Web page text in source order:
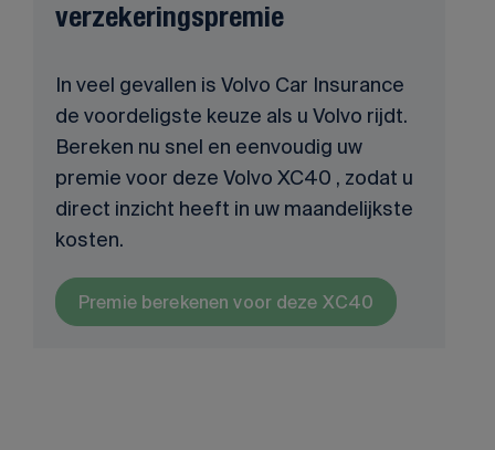
verzekeringspremie
In veel gevallen is Volvo Car Insurance
de voordeligste keuze als u Volvo rijdt.
Bereken nu snel en eenvoudig uw
premie voor deze Volvo XC40 , zodat u
direct inzicht heeft in uw maandelijkste
kosten.
Premie berekenen voor deze XC40